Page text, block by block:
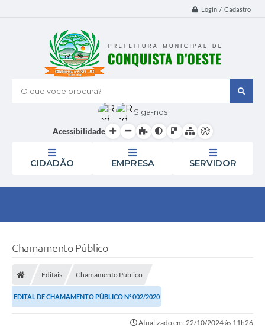
Login / Cadastro
O que voce procura?
Siga-nos
Acessibilidade
CIDADÃO EMPRESA SERVIDOR
Chamamento Público
Editais Chamamento Público
EDITAL DE CHAMAMENTO PÚBLICO Nº 002/2020
Atualizado em: 22/10/2024 às 11h26